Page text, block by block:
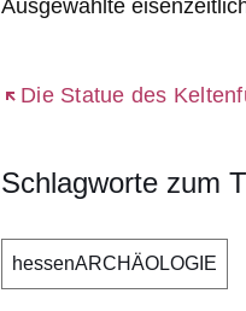
Ausgewählte
Die Statue des
Öffnet sich in einem
Schlagworte zum
hessenARCHÄOLOGIE